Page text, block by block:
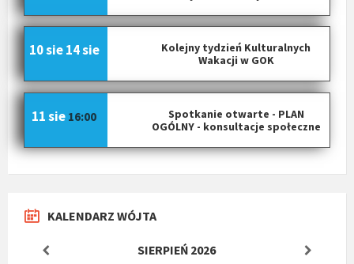
Kolejny tydzień Kulturalnych
Wakacji w GOK
10 sie 14 sie
Spotkanie otwarte - PLAN
OGÓLNY - konsultacje społeczne
11 sie 16:00
KALENDARZ WÓJTA
SIERPIEŃ 2026